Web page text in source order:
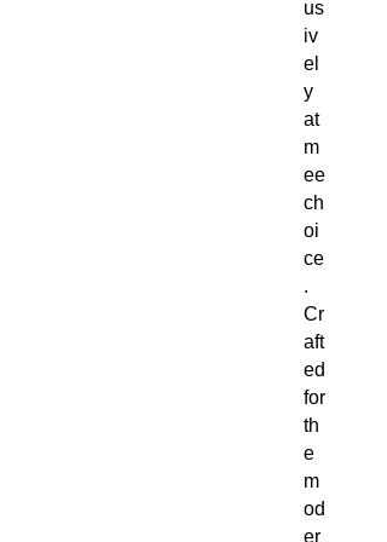
us
iv
el
y
at
m
ee
ch
oi
ce
.
Cr
aft
ed
for
th
e
m
od
er